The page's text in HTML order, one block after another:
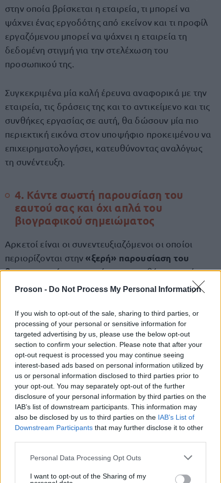
Proson - Do Not Process My Personal Information
If you wish to opt-out of the sale, sharing to third parties, or
processing of your personal or sensitive information for
targeted advertising by us, please use the below opt-out
section to confirm your selection. Please note that after your
opt-out request is processed you may continue seeing
interest-based ads based on personal information utilized by
us or personal information disclosed to third parties prior to
your opt-out. You may separately opt-out of the further
disclosure of your personal information by third parties on the
IAB’s list of downstream participants. This information may
also be disclosed by us to third parties on the IAB’s List of
Downstream Participants that may further disclose it to other
Please note that this website/app uses one or more Google
not limited to your visit or usage behaviour. You may click to
Personal Data Processing Opt Outs
I want to opt-out of the Sharing of my
στην οποία βρίσκεται η εταιρεία, τι μπορεί να
ψάχνει ένας εργοδότης από εκείνον και τι προφίλ
εργαζόμενου μπορεί να ψάχνει η εταιρεία τη
δεδομένη στιγμή για την στελέχωση του
προσωπικού της.
Συγκεκριμένα μία καλή έρευνα αναφορικά με την
εταιρεία, τις δράσεις της και το αντικείμενο και τις
συνθήκες εργασίας σε αυτή, θα δώσουν μία πιο
περιεκτική εικόνα στον υποψήφιο προκειμένου να
επιχειρηματολογήσει, κατευθύνοντας αναλόγως
τη συνέντευξη.
4. Κάντε σωστή παρουσίαση του
εαυτού σας και όχι απλά του
βιογραφικού σημειώματος
Αρκετοί είναι οι συνεντευξιαζόμενοι οι οποίοι
περιορίζονται στην«ξερή» παρουσίαση του
βιογραφικού τουςκαι όχι στην ορθή παρουσίαση
του εαυτού τους. Ειδικότερα αρκετοί υποψήφιοι
μπροστά τους το βιογραφικό τους, συνηθίζουν να
μπαίνουν στη διαδικασία ανάλυσης του χωρίς να
επικεντρώνονται στην καλλιέργεια της συζήτησης
με πιο αυθόρμητο και επικοινωνιακό τρόπο. Η
επικέντρωση στα βασικά χαρακτηριστικά του
υποψήφιου, στις φιλοδοξίες του, τα βήματα του
αλλά και τις μελλοντικές του βλέψεις για το
αντικείμενο στο οποίο επιθυμεί να εργαστεί, πέραν
της παρουσίασης των σπουδών και της εργασιακής
ευχάριστο τόσο για τον εργοδότη αλλά και τον